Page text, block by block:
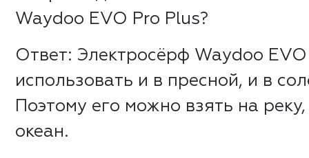
Waydoo EVO Pro Plus?
Ответ: Электросёрф Waydoo
использовать и в пресной, и в
Поэтому его можно взять на
океан.